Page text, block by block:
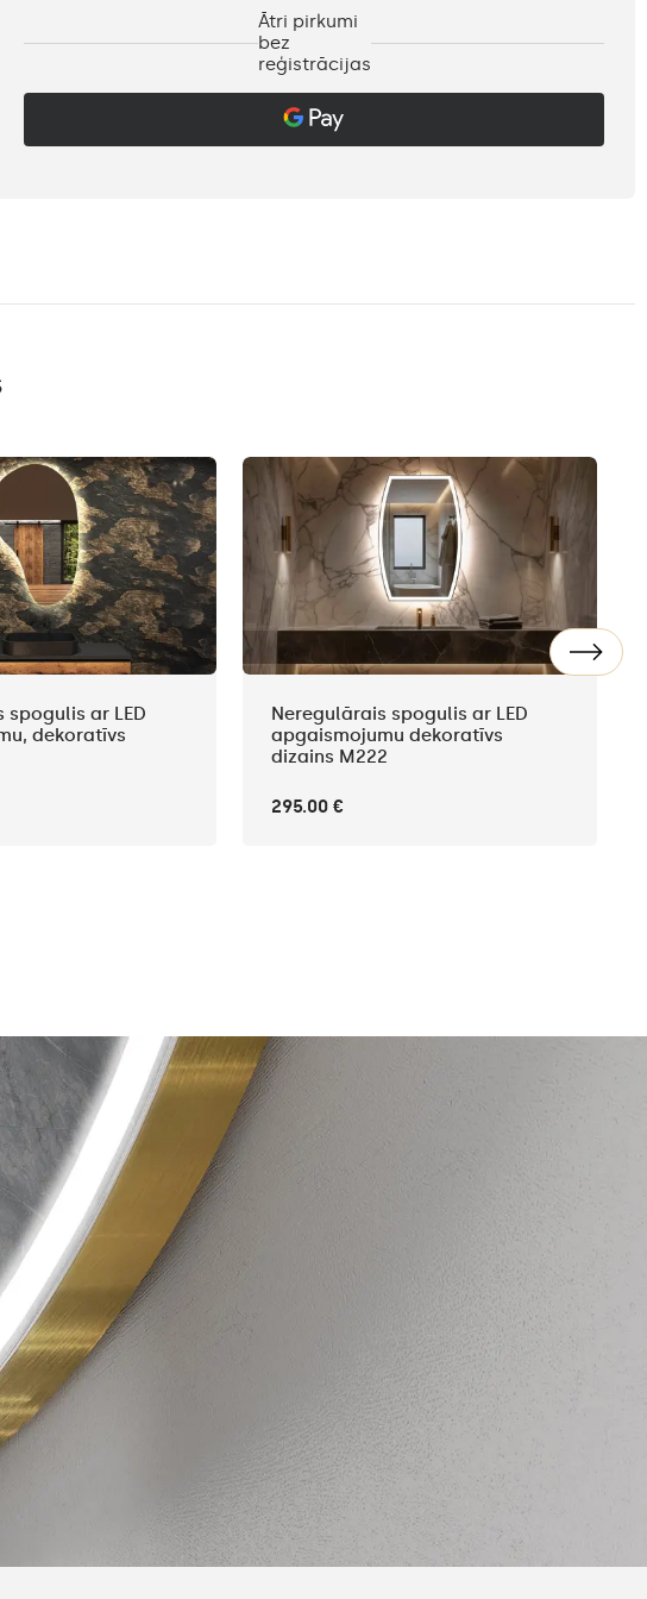
Ātri pirkumi
bez
reģistrācijas
spogulis ar LED
dekoratīvs
Neregulārais spogulis ar LED
apgaismojumu dekoratīvs
dizains M222
295.00 €
aksesuāriem. Jūs
pieskārienu
kosmētikas spoguļus
par mūsu piedāvājumu
Unikāla forma
Daudzu gadu pieredze ļāva mums
tāpēc mēs izstrādājām vannas istabas
formā. Rūpējieties par savas vannas
neatkārtojamo stilu, baudiet dabisko LED
plašu aksesuāru klāstu.